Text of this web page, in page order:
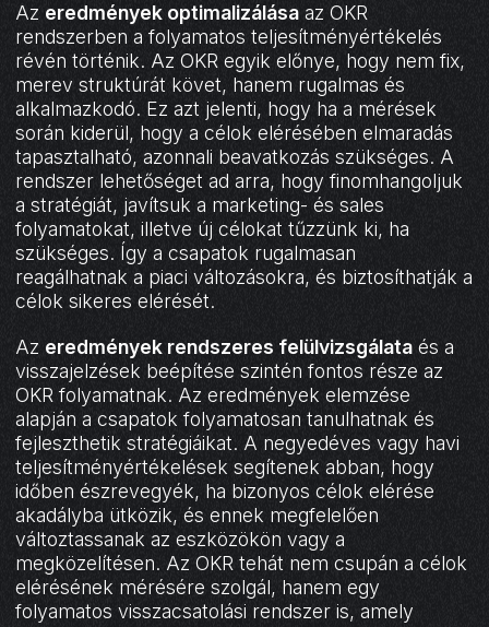
Az eredmények optimalizálása az OKR
rendszerben a folyamatos teljesítményértékelés
révén történik. Az OKR egyik előnye, hogy nem fix,
merev struktúrát követ, hanem rugalmas és
alkalmazkodó. Ez azt jelenti, hogy ha a mérések
során kiderül, hogy a célok elérésében elmaradás
tapasztalható, azonnali beavatkozás szükséges. A
rendszer lehetőséget ad arra, hogy finomhangoljuk
a stratégiát, javítsuk a marketing- és sales
folyamatokat, illetve új célokat tűzzünk ki, ha
szükséges. Így a csapatok rugalmasan
reagálhatnak a piaci változásokra, és biztosíthatják a
célok sikeres elérését.
Az eredmények rendszeres felülvizsgálata és a
visszajelzések beépítése szintén fontos része az
OKR folyamatnak. Az eredmények elemzése
alapján a csapatok folyamatosan tanulhatnak és
fejleszthetik stratégiáikat. A negyedéves vagy havi
teljesítményértékelések segítenek abban, hogy
időben észrevegyék, ha bizonyos célok elérése
akadályba ütközik, és ennek megfelelően
változtassanak az eszközökön vagy a
megközelítésen. Az OKR tehát nem csupán a célok
elérésének mérésére szolgál, hanem egy
folyamatos visszacsatolási rendszer is, amely